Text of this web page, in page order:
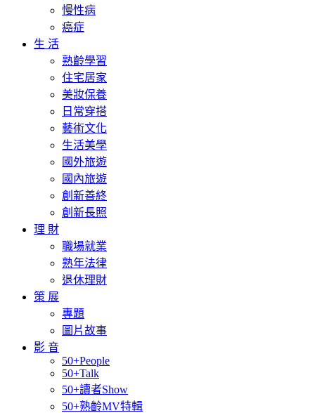
慢性病
癌症
生 活
熟齡學習
住宅居家
美妝保養
日常穿搭
藝術文化
生活美學
國外旅遊
國內旅遊
創新善終
創新長照
理 財
職場就業
熟年法律
退休理財
策 展
專題
圖片故事
影 音
50+People
50+Talk
50+讀者Show
50+熟齡MV特輯